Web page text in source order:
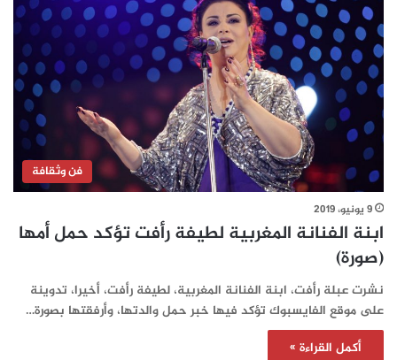
فن وثقافة
9 يونيو، 2019
ابنة الفنانة المغربية لطيفة رأفت تؤكد حمل أمها
(صورة)
نشرت عبلة رأفت، ابنة الفنانة المغربية، لطيفة رأفت، أخيرا، تدوينة
على موقع الفايسبوك تؤكد فيها خبر حمل والدتها، وأرفقتها بصورة…
أكمل القراءة »